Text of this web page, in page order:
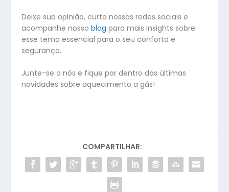
Deixe sua opinião, curta nossas redes sociais e
acompanhe nossoblog para mais insights sobre
esse tema essencial para o seu conforto e
segurança.
Junte-se a nós e fique por dentro das últimas
novidades sobre aquecimento a gás!
COMPARTILHAR: